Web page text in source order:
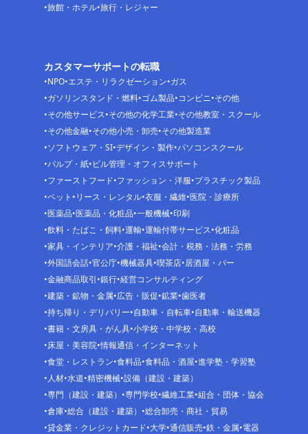
旅館・ホテル 旅行・レジャー
カスタマーサポートの転職
NPO エステ・リラクゼーション ガス
ガソリンスタンド・燃料 ゴム製品 コンビニ その他
その他サービス その他の化学工業 その他教室・スクール
その他金融 その他小売・卸売 その他製造業
ソフトウェア・SI デザイン・製作 パソコンスクール
パルプ・紙 ビル管理・オフィスサポート
ファーストフード ファッション・洋服 プラスチック製品
ペット リース・レンタル 衣服・繊維 医院・診療所
医薬品 医薬品・化粧品 一般機械 印刷
飲料・たばこ・飼料 運輸 運輸付帯サービス 化粧品
家具・インテリア 介護・福祉 会計・税務・法務・労務
外国語会話 官公庁 機械器具 喫茶店 居酒屋・バー
金融商品取引 銀行 経営コンサルティング
建築・鉱物・金属 広告・販促 鉱業 歯医者
持ち帰り・デリバリー 自動車・自転車 自動車・輸送機器
書籍・文房具・がん具 小学校・中学校・高校
床屋・美容院 情報通信・インターネット
食堂・レストラン 食料品 食料品・酒屋 進学塾・学習塾
人材 水道 精密機械 設備（建設・建築）
専門（建設・建築）
専門学校 繊維工業 組合・団体・協会
倉庫 総合（建設・建築）
総合卸売・商社・貿易
貸金業・クレジットカード 大学 通信販売 鉄・金属 電器